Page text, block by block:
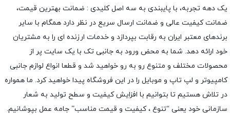
یک دهه تجربه، با پایبندی به سه اصل کلیدی : ضمانت بهترین قیمت،
ضمانت کیفیت عالی و ضمانت ارسال سریع در نظر دارد همگام با سایر
برندهای معتبر ایران به رقابت بپردازد و خدمات ارزنده ای را به مشتریان
خود ارائه دهد. شما به محض ورود به جانبی تک با یک سایت پر از
محصولات مختلف و متنوع رو به رو خواهید شد و قطعا انواع لوازم جانبی
کامپیوتر و لپ تاپ و موبایل را در این فروشگاه پیدا خواهید کرد. ما همواره
در تلاش هستیم تا بتوانیم با افزایش کیفیت و سطح تولید به شعار
سازمانی خود یعنی “تنوع ، کیفیت و قیمت مناسب” جامه عمل بپوشانیم.